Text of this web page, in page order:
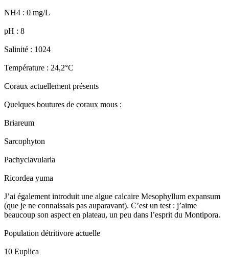
NH4 : 0 mg/L
pH : 8
Salinité : 1024
Température : 24,2°C
Coraux actuellement présents
Quelques boutures de coraux mous :
Briareum
Sarcophyton
Pachyclavularia
Ricordea yuma
J’ai également introduit une algue calcaire Mesophyllum expansum
(que je ne connaissais pas auparavant). C’est un test : j’aime
beaucoup son aspect en plateau, un peu dans l’esprit du Montipora.
Population détritivore actuelle
10 Euplica